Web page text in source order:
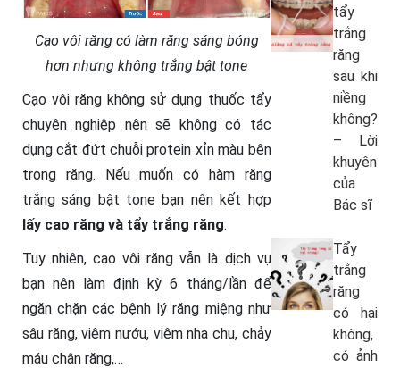
Cạo vôi răng có làm răng sáng bóng
hơn nhưng không trắng bật tone
Cạo vôi răng không sử dụng thuốc tẩy
chuyên nghiệp nên sẽ không có tác
dụng cắt đứt chuỗi protein xỉn màu bên
trong răng. Nếu muốn có hàm răng
trắng sáng bật tone bạn nên kết hợp
lấy cao răng và tẩy trắng răng.
Tuy nhiên, cạo vôi răng vẫn là dịch vụ
bạn nên làm định kỳ 6 tháng/lần để
ngăn chặn các bệnh lý răng miệng như
sâu răng, viêm nướu, viêm nha chu, chảy
máu chân răng,…
tẩy
trắng
răng
sau khi
niềng
không?
– Lời
khuyên
của
Bác sĩ
Tẩy
trắng
răng
có hại
không,
có ảnh